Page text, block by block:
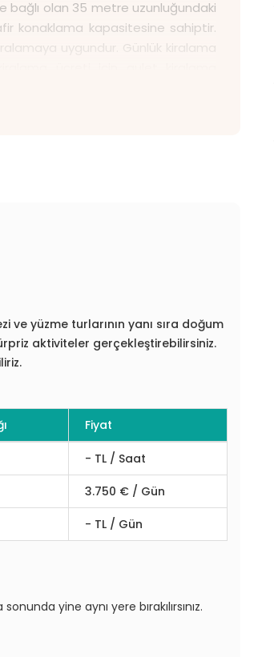
bağlı olan 35 metre uzunluğundaki
konaklama kapasitesine sahiptir.
uygundur. Günlük kiralama
ve yüzme turlarının yanı sıra doğum
aktiviteler gerçekleştirebilirsiniz.
Fiyat
- TL / Saat
3.750 € / Gün
- TL / Gün
yine aynı yere bırakılırsınız.